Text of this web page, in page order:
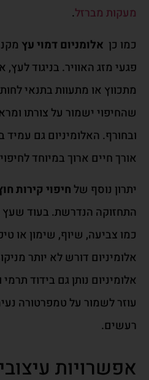
מעקות מברזל.
כמו כן אלומניום דמוי עץ
פגעי מזג האוויר. בניגוד לעץ,
מתכווץ או מתעוות בתנאי
שהחיפוי ישמור על צורתו
ובחורף. האלומיניום גם עמיד
אורך חיים ארוך במיוחד
יתרון נוסף של חיפוי קירות
התחזוקה הנדרשת. בעוד שעץ
כמו צביעה, שיוף, שימון או
אלומיניום דורש לא יותר
אלומיניום נותן גם בידוד
עוזר לשמור על טמפרטורה
רעשים.
אפשרויות